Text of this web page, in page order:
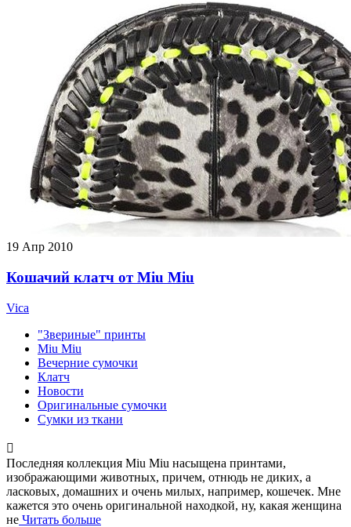
19 Апр 2010
Кошачий клатч от Miu Miu
Vica
"Звериные" принты
Miu Miu
Вечерние сумочки
Клатч
Новости
Оригинальные сумочки
Сумки из ткани
Последняя коллекция Miu Miu насыщена принтами,
изображающими животных, причем, отнюдь не диких, а
ласковых, домашних и очень милых, например, кошечек. Мне
кажется это очень оригинальной находкой, ну, какая женщина
не Читать больше